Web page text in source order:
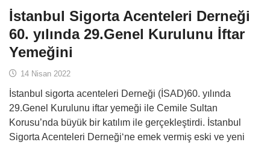
İstanbul Sigorta Acenteleri Derneği
60. yılında 29.Genel Kurulunu İftar
Yemeğini
14 Nisan 2022
İstanbul sigorta acenteleri Derneği (İSAD)60. yılında
29.Genel Kurulunu iftar yemeği ile Cemile Sultan
Korusu’nda büyük bir katılım ile gerçekleştirdi. İstanbul
Sigorta Acenteleri Derneği‘ne emek vermiş eski ve yeni